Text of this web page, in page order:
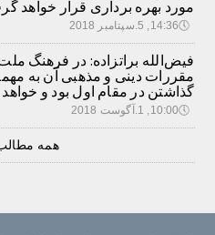
مورد بهره برداری قرار خواهد
🕔14:36, 5.سپتامبر 2018
فیض‌الله براتزاده: در فرهنگ
مقررات دینی و مذهبی آن به
گذاشتن در مقام اول بود و خواهد
🕔10:00, 1.آگوست 2018
همه